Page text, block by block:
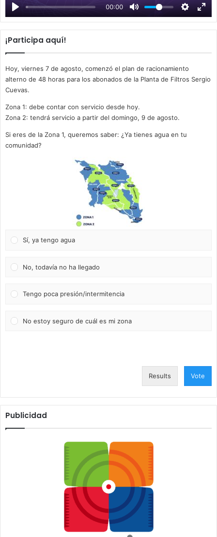
00:00
y
¡Participa aquí!
Hoy, viernes 7 de agosto, comenzó el plan de racionamiento
alterno de 48 horas para los abonados de la Planta de Filtros Sergio
Cuevas.
Zona 1: debe contar con servicio desde hoy.
Zona 2: tendrá servicio a partir del domingo, 9 de agosto.
Si eres de la Zona 1, queremos saber: ¿Ya tienes agua en tu
comunidad?
Sí, ya tengo agua
No, todavía no ha llegado
Tengo poca presión/intermitencia
No estoy seguro de cuál es mi zona
Results Vote
Publicidad